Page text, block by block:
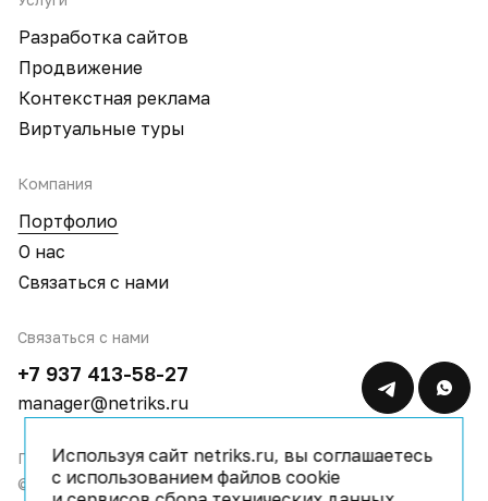
Разработка сайтов
Продвижение
Контекстная реклама
Виртуальные туры
Компания
Портфолио
О нас
Связаться с нами
Связаться с нами
+7 937 413-58-27
manager@netriks.ru
Политика конфиденциальности
© 2009–2026 IT компания Netriks
Используя сайт netriks.ru, вы соглашаетесь
с использованием файлов cookie